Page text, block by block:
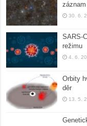
30. 6.
SARS-
režimu
4. 6.
Orbity
děr
13. 5.